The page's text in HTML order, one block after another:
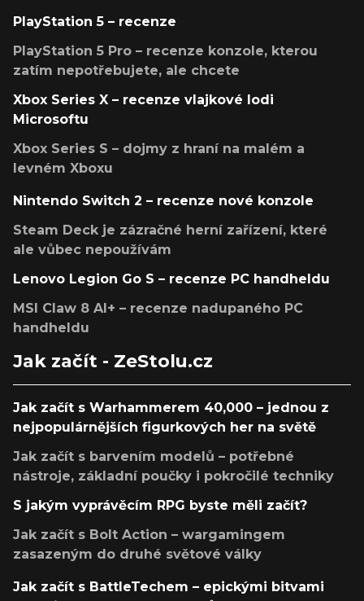
PlayStation 5 – recenze
PlayStation 5 Pro – recenze konzole, kterou
zatím nepotřebujete, ale chcete
Xbox Series X – recenze vlajkové lodi
Microsoftu
Xbox Series S – dojmy z hraní na malém a
levném Xboxu
Nintendo Switch 2 – recenze nové konzole
Steam Deck je zázračné herní zařízení, které
ale vůbec nepoužívám
Lenovo Legion Go S – recenze PC handheldu
MSI Claw 8 AI+ – recenze nadupaného PC
handheldu
Jak začít - ZeStolu.cz
Jak začít s Warhammerem 40,000 – jednou z
nejpopulárnějších figurkových her na světě
Jak začít s barvením modelů – potřebné
nástroje, základní poučky i pokročilé techniky
S jakým vyprávěcím RPG byste měli začít?
Jak začít s Bolt Action – wargamingem
zasazeným do druhé světové války
Jak začít s BattleTechem – epickými bitvami